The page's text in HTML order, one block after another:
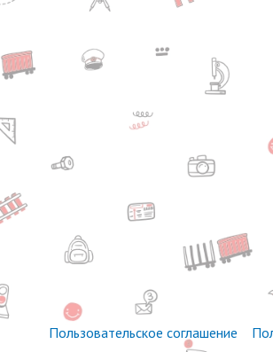
Пользовательское соглашение